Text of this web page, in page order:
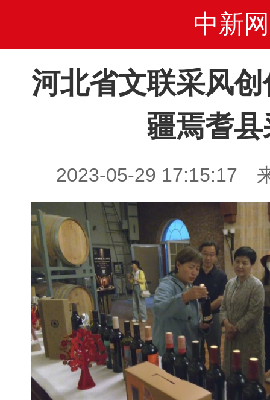
中新网
河北省文联采风
疆焉耆县
2023-05-29 17:15:17